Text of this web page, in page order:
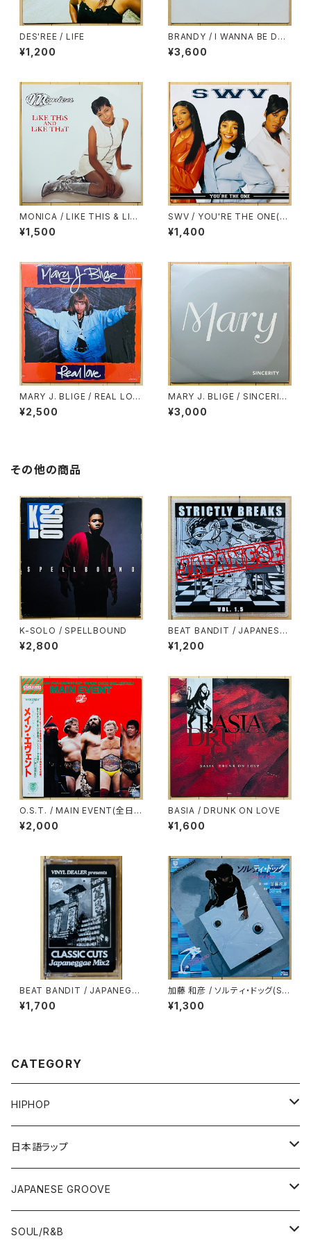
DES'REE / LIFE
¥1,200
BRANDY / I WANNA BE DO
WN(UK)
¥3,600
MONICA / LIKE THIS & LIKE
THAT(FULL CREW REMIX)
¥1,500
SWV / YOU'RE THE ONE(RE
MIX)
¥1,400
MARY J. BLIGE / REAL LOV
E
¥2,500
MARY J. BLIGE / SINCERIT
Y
¥3,000
その他の商品
K-SOLO / SPELLBOUND
¥2,800
BEAT BANDIT / JAPANESE
STRICTLY BREAKS & BEAT
S VOL.1.5(特典CD-R付)
¥1,200
O.S.T. / MAIN EVENT(全日本
プロレス・テーマ・ソング・コレク
ション)
¥2,000
BASIA / DRUNK ON LOVE
¥1,600
BEAT BANDIT / JAPANEGG
AE MIX 2(CLASSIC CUTS)
¥1,700
加藤 和彦 / ソルティ・ドッグ(SA
LTY DOG)
¥1,300
CATEGORY
HIPHOP
12"/7"
80'S OLD SCHOOL
EARLY 90'S MIDDLE〜NEW SCHOOL
LP
80'S OLD SCHOOL
日本語ラップ
12"/7"
80'S OLD SCHOOL〜EARLY 90'S
LP
JAPANESE GROOVE
LP
SOUL/R&B